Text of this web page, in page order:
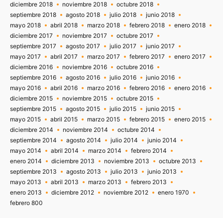
diciembre 2018
noviembre 2018
octubre 2018
septiembre 2018
agosto 2018 julio 2018
junio 2018
mayo 2018
abril 2018 marzo 2018 febrero 2018
enero 2018
diciembre 2017
noviembre 2017
octubre 2017
septiembre 2017
agosto 2017 julio 2017
junio 2017
mayo 2017
abril 2017 marzo 2017 febrero 2017
enero 2017
diciembre 2016
noviembre 2016
octubre 2016
septiembre 2016
agosto 2016 julio 2016
junio 2016
mayo 2016
abril 2016 marzo 2016 febrero 2016
enero 2016
diciembre 2015
noviembre 2015
octubre 2015
septiembre 2015
agosto 2015 julio 2015
junio 2015
mayo 2015
abril 2015 marzo 2015 febrero 2015
enero 2015
diciembre 2014
noviembre 2014
octubre 2014
septiembre 2014
agosto 2014 julio 2014
junio 2014
mayo 2014
abril 2014 marzo 2014
febrero 2014
enero 2014
diciembre 2013 noviembre 2013
octubre 2013
septiembre 2013
agosto 2013 julio 2013
junio 2013
mayo 2013
abril 2013 marzo 2013
febrero 2013
enero 2013
diciembre 2012 noviembre 2012
enero 1970
febrero 800